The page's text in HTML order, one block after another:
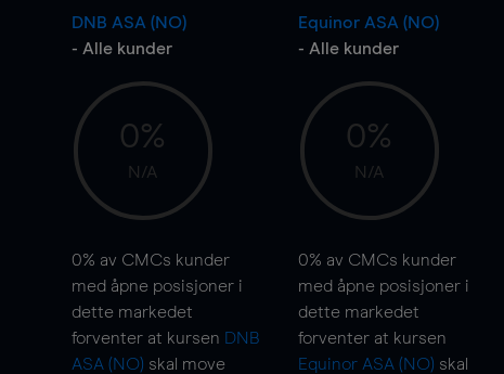
DNB ASA (NO)
- Alle kunder
0%
N/A
0% av CMCs kunder
med åpne posisjoner i
dette markedet
forventer at kursen DNB
ASA (NO) skal move
Equinor ASA (NO)
- Alle kunder
0%
N/A
0% av CMCs kunder
med åpne posisjoner i
dette markedet
forventer at kursen
Equinor ASA (NO) skal